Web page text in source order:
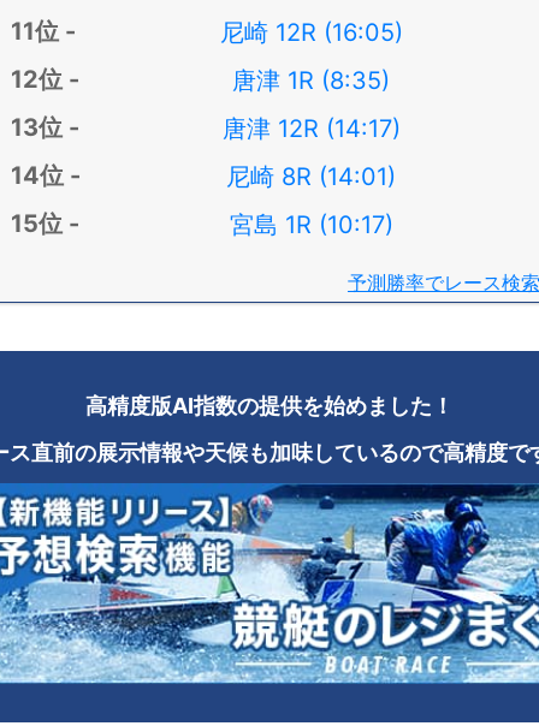
尼崎 12R (16:05)
唐津 1R (8:35)
唐津 12R (14:17)
尼崎 8R (14:01)
宮島 1R (10:17)
予測勝率でレース検索
高精度版AI指数の提供を始めました！
ス直前の展示情報や天候も加味しているので高精度で